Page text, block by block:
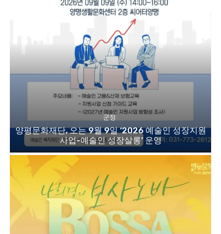
군정
양평문화재단, 오는 9월 9일 ‘2026 예술인 성장지원
사업-예술인 성장살롱’ 운영